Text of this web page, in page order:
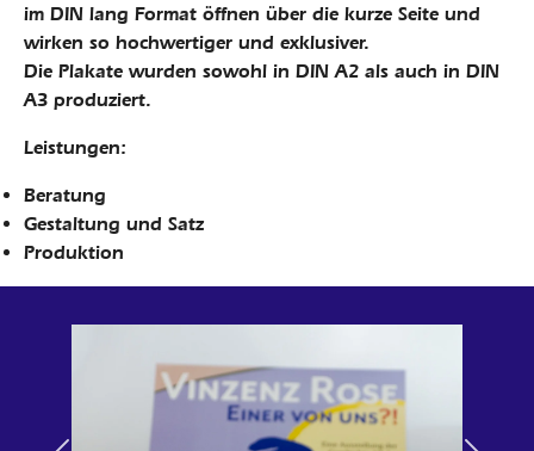
im DIN lang Format öffnen über die kurze Seite und
wirken so hochwertiger und exklusiver.
Die Plakate wurden sowohl in DIN A2 als auch in DIN
A3 produziert.
Leistungen:
Beratung
Gestaltung und Satz
Produktion